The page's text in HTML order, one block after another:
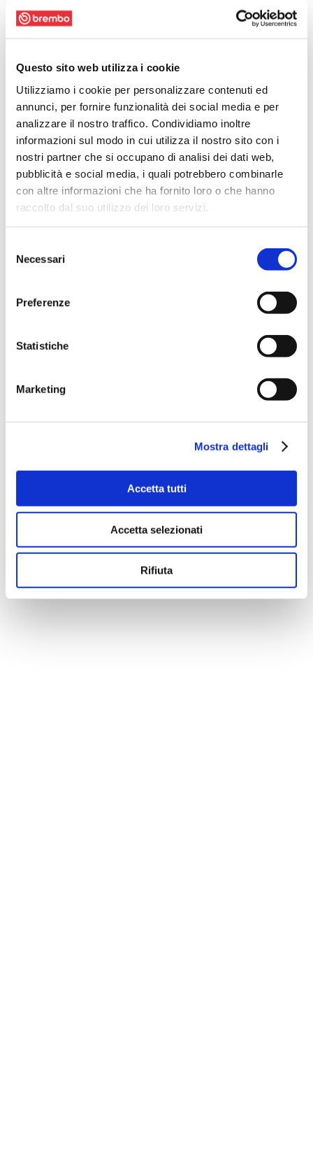
Questo sito web utilizza i cookie
Utilizziamo i cookie per personalizzare contenuti ed
annunci, per fornire funzionalità dei social media e per
analizzare il nostro traffico. Condividiamo inoltre
informazioni sul modo in cui utilizza il nostro sito con i
nostri partner che si occupano di analisi dei dati web,
pubblicità e social media, i quali potrebbero combinarle
con altre informazioni che ha fornito loro o che hanno
raccolto dal suo utilizzo dei loro servizi.
delNecessari
Preferenze
Statistiche
Marketing
Mostra dettagli
Accetta tutti
Accetta selezionati
Rifiuta